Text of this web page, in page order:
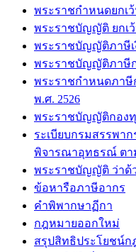
พระราชกำหนดยกเ
พระราชบัญญัติ ยกเว้
พระราชบัญญัติภาษีเ
พระราชบัญญัติภาษี
พระราชกำหนดภาษี
พ.ศ. 2526
พระราชบัญญัติกองทุ
ระเบียบกรมสรรพา
พิจารณาอุทธรณ์ ตา
พระราชบัญญัติ ว่าด้
ข้อหารือภาษีอากร
คำพิพากษาฏีกา
กฎหมายออกใหม่
สรุปสิทธิประโยชน์